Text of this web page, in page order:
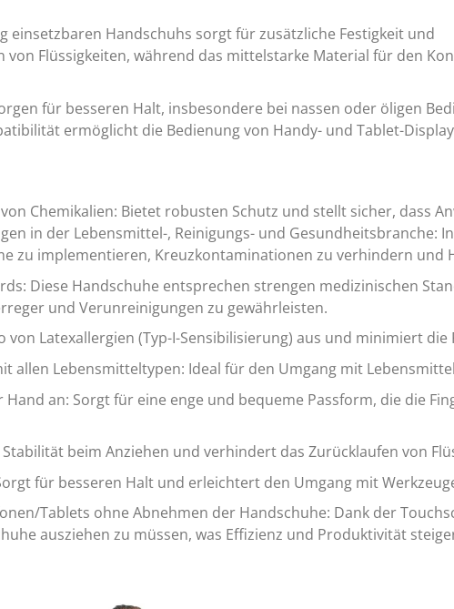
einsetzbaren Handschuhs sorgt für zusätzliche Festigkeit und
Flüssigkeiten, während das mittelstarke Material für den
für besseren Halt, insbesondere bei nassen oder öligen
ermöglicht die Bedienung von Handy- und Tablet-
Chemikalien: Bietet robusten Schutz und stellt sicher, dass
in der Lebensmittel-, Reinigungs- und Gesundheitsbranche:
zu implementieren, Kreuzkontaminationen zu verhindern und
Diese Handschuhe entsprechen strengen medizinischen
und Verunreinigungen zu gewährleisten.
von Latexallergien (Typ-I-Sensibilisierung) aus und minimiert
allen Lebensmitteltypen: Ideal für den Umgang mit
an: Sorgt für eine enge und bequeme Passform, die die
beim Anziehen und verhindert das Zurücklaufen von
für besseren Halt und erleichtert den Umgang mit
Tablets ohne Abnehmen der Handschuhe: Dank der
ausziehen zu müssen, was Effizienz und Produktivität